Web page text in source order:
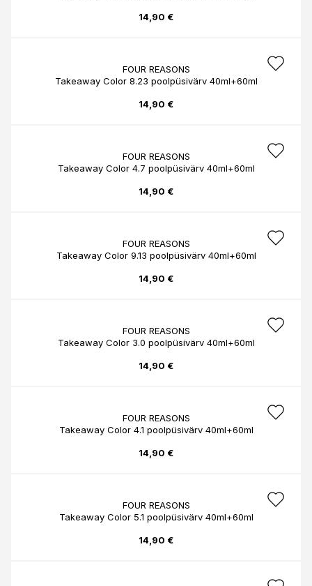
14,90 €
FOUR REASONS
Takeaway Color 8.23 poolpüsivärv 40ml+60ml
14,90 €
FOUR REASONS
Takeaway Color 4.7 poolpüsivärv 40ml+60ml
14,90 €
FOUR REASONS
Takeaway Color 9.13 poolpüsivärv 40ml+60ml
14,90 €
FOUR REASONS
Takeaway Color 3.0 poolpüsivärv 40ml+60ml
14,90 €
FOUR REASONS
Takeaway Color 4.1 poolpüsivärv 40ml+60ml
14,90 €
FOUR REASONS
Takeaway Color 5.1 poolpüsivärv 40ml+60ml
14,90 €